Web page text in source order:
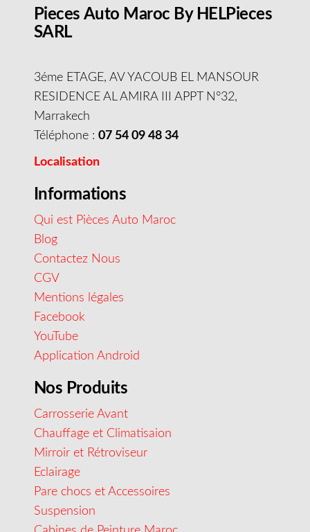
Pieces Auto Maroc By HELPieces
SARL
3éme ETAGE, AV YACOUB EL MANSOUR
RESIDENCE AL AMIRA III APPT N°32,
Marrakech
Téléphone : 07 54 09 48 34
Localisation
Informations
Qui est Pièces Auto Maroc
Blog
Contactez Nous
CGV
Mentions légales
Facebook
YouTube
Application Android
Nos Produits
Carrosserie Avant
Chauffage et Climatisaion
Mirroir et Rétroviseur
Eclairage
Pare chocs et Accessoires
Suspension